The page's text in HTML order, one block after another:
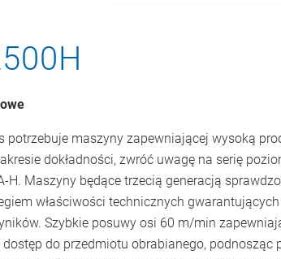
potrzebuje maszyny zapewniającej wysoką
dokładności, zwróć uwagę na serię
H. Maszyny będące trzecią generacją
właściwości technicznych
Szybkie posuwy osi 60 m/min
do przedmiotu obrabianego, podnosząc